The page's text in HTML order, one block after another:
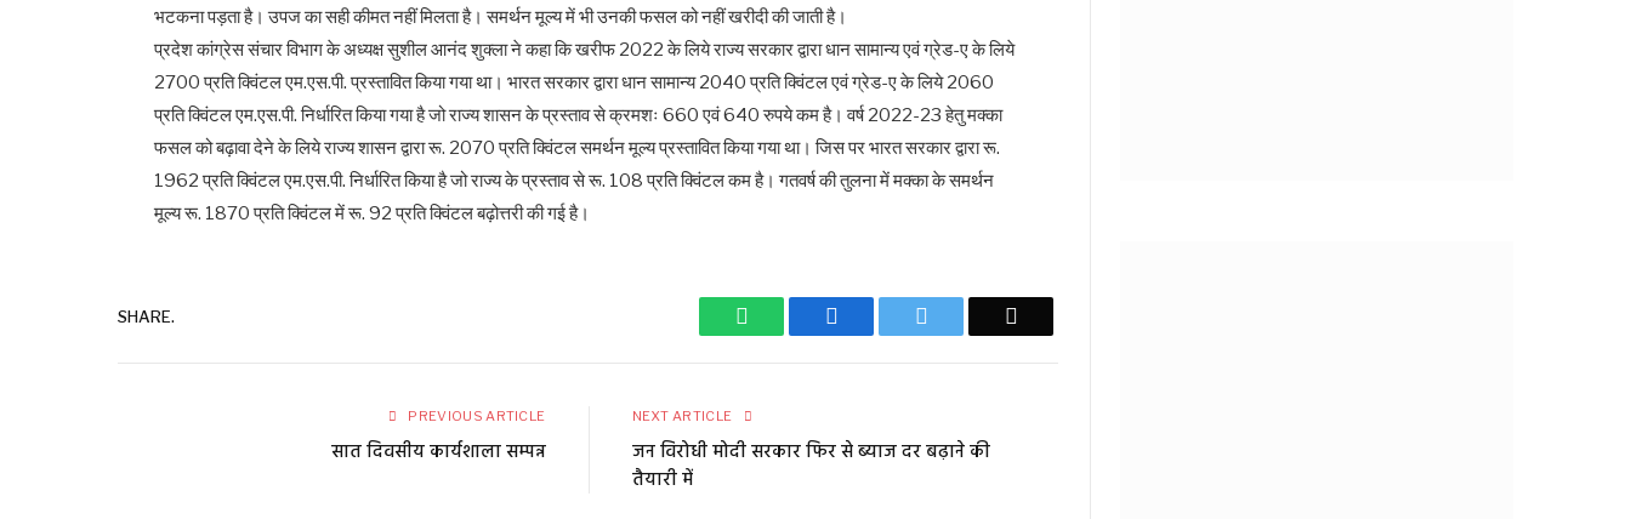
भटकना पड़ता है। उपज का सही कीमत नहीं मिलता है। समर्थन मूल्य में भी उनकी फसल को नहीं खरीदी की जाती है।
प्रदेश कांग्रेस संचार विभाग के अध्यक्ष सुशील आनंद शुक्ला ने कहा कि खरीफ 2022 के लिये राज्य सरकार द्वारा धान सामान्य एवं ग्रेड-ए के लिये
2700 प्रति क्विंटल एम.एस.पी. प्रस्तावित किया गया था। भारत सरकार द्वारा धान सामान्य 2040 प्रति क्विंटल एवं ग्रेड-ए के लिये 2060
प्रति क्विंटल एम.एस.पी. निर्धारित किया गया है जो राज्य शासन के प्रस्ताव से क्रमशः 660 एवं 640 रुपये कम है। वर्ष 2022-23 हेतु मक्का
फसल को बढ़ावा देने के लिये राज्य शासन द्वारा रू. 2070 प्रति क्विंटल समर्थन मूल्य प्रस्तावित किया गया था। जिस पर भारत सरकार द्वारा रू.
1962 प्रति क्विंटल एम.एस.पी. निर्धारित किया है जो राज्य के प्रस्ताव से रू. 108 प्रति क्विंटल कम है। गतवर्ष की तुलना में मक्का के समर्थन
मूल्य रू. 1870 प्रति क्विंटल में रू. 92 प्रति क्विंटल बढ़ोत्तरी की गई है।
SHARE. WhatsApp Facebook
PREVIOUS ARTICLE
सात दिवसीय कार्यशाला सम्पन्न
NEXT ARTICLE
जन विरोधी मोदी सरकार फिर से ब्याज दर बढ़ाने की
तैयारी में